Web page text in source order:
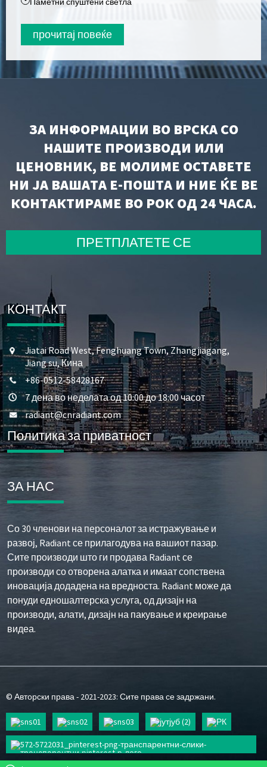
прочитај повеќе
ЗА ИНФОРМАЦИИ ВО ВРСКА СО
НАШИТЕ ПРОИЗВОДИ ИЛИ
ЦЕНОВНИК, ВЕ МОЛИМЕ ОСТАВЕТЕ
НИ ЈА ВАШАТА Е-ПОШТА И НИЕ ЌЕ ВЕ
КОНТАКТИРАМЕ ВО РОК ОД 24 ЧАСА.
ПРЕТПЛАТЕТЕ СЕ
КОНТАКТ
Jiatai Road West, Fenghuang Town, Zhangjiagang,
Jiang su, Кина
+86-0512-58428167
7 дена во неделата од 10:00 до 18:00 часот
radiant@cnradiant.com
Политика за приватност
ЗА НАС
Со 30 членови на персоналот за истражување и
развој, Radiant се прилагодува на вашиот пазар.
Сите производи што ги продава Radiant се
производи со отворена алатка и имаат сопствена
иновација додадена на вредноста. Radiant може да
понуди едношалтерска услуга, од дизајн на
производи, алати, дизајн на пакување и креирање
видеа.
© Авторски права - 2021-2023: Сите права се задржани.